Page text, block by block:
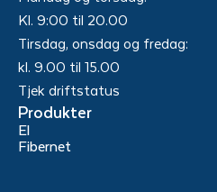
Kl. 9:00 til 20.00
Tirsdag, onsdag og fredag:
kl. 9.00 til 15.00
Tjek driftstatus
Produkter
El
Fibernet